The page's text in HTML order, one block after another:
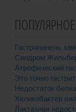
ПОПУЛЯРНОЕ
Гастропанель
Синдром
Атрофический
Это точно
Недостаток
Хеликобактер
Лактазная